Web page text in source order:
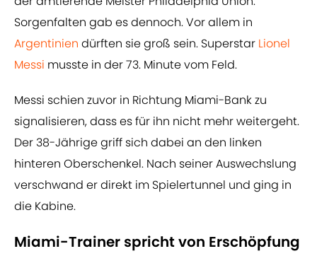
Sorgenfalten gab es dennoch. Vor allem in
Argentinien dürften sie groß sein. Superstar Lionel
Messi musste in der 73. Minute vom Feld.
Messi schien zuvor in Richtung Miami-Bank zu
signalisieren, dass es für ihn nicht mehr weitergeht.
Der 38-Jährige griff sich dabei an den linken
hinteren Oberschenkel. Nach seiner Auswechslung
verschwand er direkt im Spielertunnel und ging in
die Kabine.
Miami-Trainer spricht von Erschöpfung